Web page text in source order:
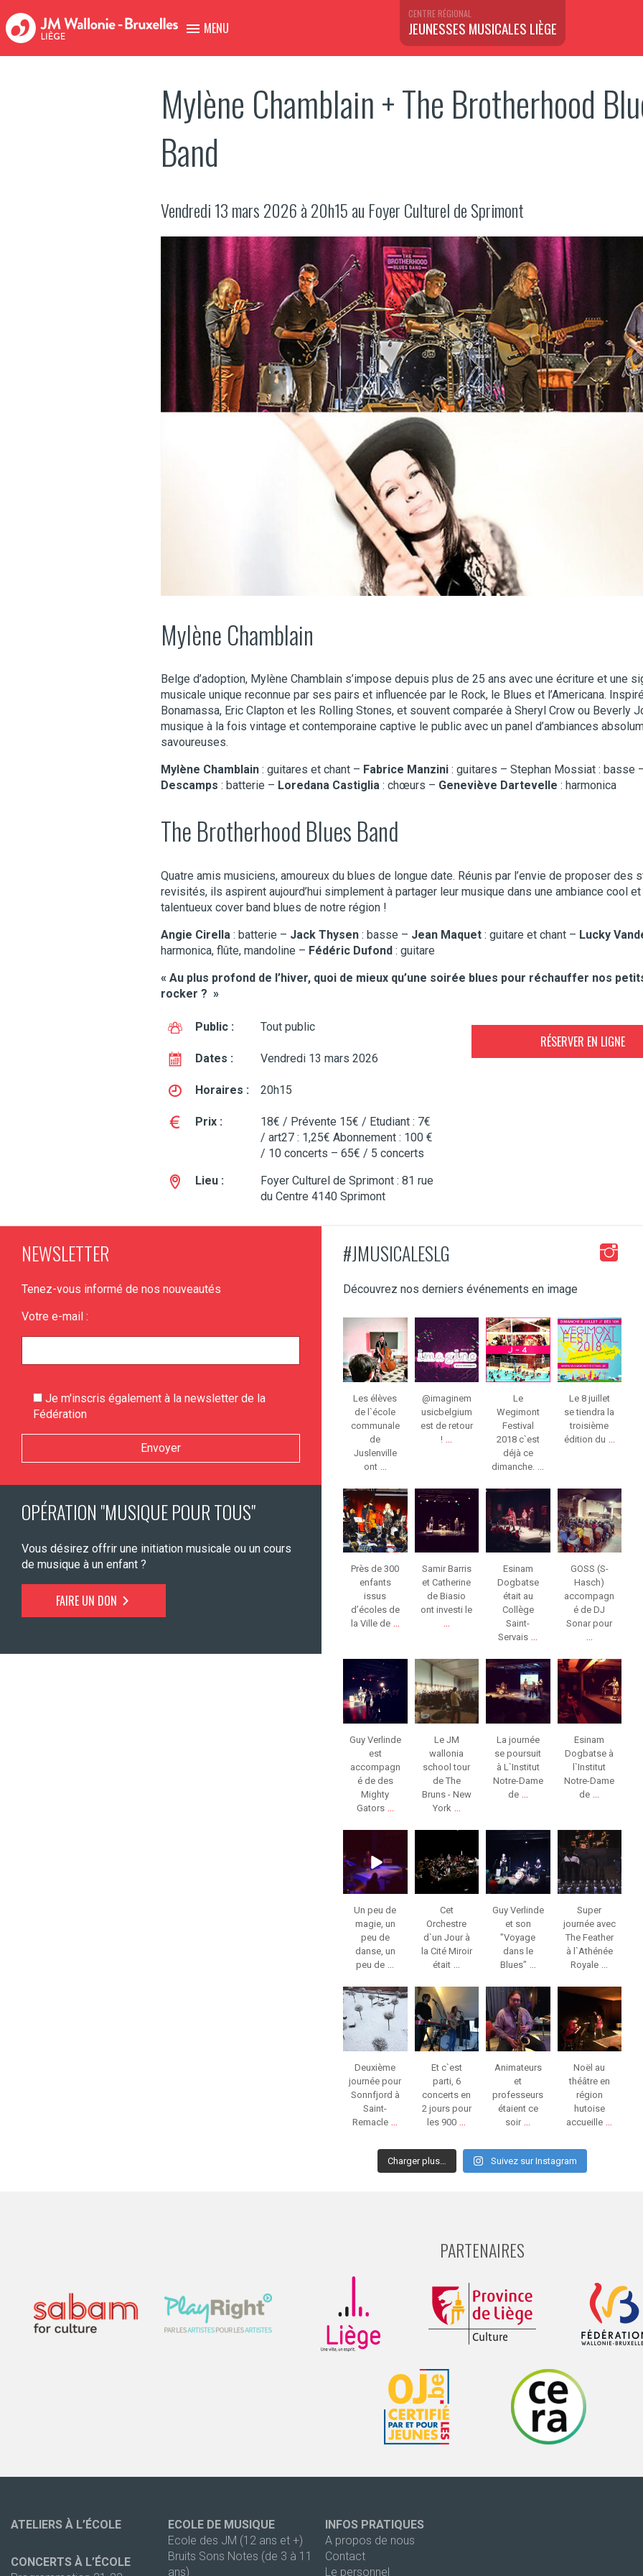
MENU
CENTRE RÉGIONAL
JEUNESSES MUSICALES LIÈGE
Mylène Chamblain + The Brotherhood
Band
Vendredi 13 mars 2026 à 20h15 au Foyer Culturel de Sprimont
Mylène Chamblain
Belge d’adoption, Mylène Chamblain s’impose depuis plus de 25 ans avec une écriture et une
musicale unique reconnue par ses pairs et influencée par le Rock, le Blues et l’Americana.
Bonamassa, Eric Clapton et les Rolling Stones, et souvent comparée à Sheryl Crow ou Beverly
musique à la fois vintage et contemporaine captive le public avec un panel d’ambiances
savoureuses.
Mylène Chamblain : guitares et chant – Fabrice Manzini : guitares – Stephan Mossiat : basse
Descamps : batterie – Loredana Castiglia : chœurs – Geneviève Dartevelle : harmonica
The Brotherhood Blues Band
Quatre amis musiciens, amoureux du blues de longue date. Réunis par l’envie de proposer des
revisités, ils aspirent aujourd’hui simplement à partager leur musique dans une ambiance cool et
talentueux cover band blues de notre région !
Angie Cirella : batterie – Jack Thysen : basse – Jean Maquet : guitare et chant – Lucky
harmonica, flûte, mandoline – Fédéric Dufond : guitare
« Au plus profond de l’hiver, quoi de mieux qu’une soirée blues pour réchauffer nos
rocker ? »
Public : Tout public
Dates : Vendredi 13 mars 2026
Horaires : 20h15
Prix :
18€ / Prévente 15€ / Etudiant : 7€
/ art27 : 1,25€ Abonnement : 100 €
/ 10 concerts – 65€ / 5 concerts
Lieu :
Foyer Culturel de Sprimont : 81 rue
du Centre 4140 Sprimont
RÉSERVER EN LIGNE
NEWSLETTER
Tenez-vous informé de nos nouveautés
Votre e-mail :
Je m'inscris également à la newsletter de la
Fédération
OPÉRATION "MUSIQUE POUR TOUS"
Vous désirez offrir une initiation musicale ou un cours
de musique à un enfant ?
FAIRE UN DON
#JMUSICALESLG
Découvrez nos derniers événements en image
jeunessesmusical
eslg
Mar 8
Les élèves
de l`école
communale
de
Juslenville
ont ...
jeunessesmusical
eslg
Mar 3
@imaginem
usicbelgium
est de retour
! ...
jeunessesmusical
eslg
Juil 4
Le
Wegimont
Festival
2018 c`est
déjà ce
dimanche. ...
jeunessesmusical
eslg
Juin 13
Le 8 juillet
se tiendra la
troisième
édition du ...
jeunessesmusical
eslg
Mar 9
Près de 300
enfants
issus
d’écoles de
la Ville de ...
jeunessesmusical
Fév 26
Samir Barris
et Catherine
de Biasio
ont investi le
...
eslg
Fév 21
Esinam
Dogbatse
était au
Collège
Saint-
Servais ...
jeunessesmusical
eslg
Fév 8
GOSS (S-
Hasch)
accompagn
é de DJ
Sonar pour
...
jeunessesmusical
eslg
Jan 31
Guy Verlinde
est
accompagn
é de des
Mighty
Gators ...
jeunessesmusical
eslg
Jan 26
Le JM
wallonia
school tour
de The
Bruns - New
York ...
jeunessesmusical
eslg
Jan 25
La journée
se poursuit
à L`Institut
Notre-Dame
de ...
jeunessesmusical
eslg
Jan 25
Esinam
Dogbatse à
l`Institut
Notre-Dame
de ...
eslg
Nov 7
Un peu de
magie, un
peu de
danse, un
peu de ...
Fév 5
Cet
Orchestre
d`un Jour à
la Cité Miroir
était ...
jeunessesmusical
Fév 1
Guy Verlinde
et son
"Voyage
dans le
Blues" ...
jeunessesmusical
eslg
Jan 27
Super
journée avec
The Feather
à l`Athénée
Royale ...
jeunessesmusical
eslg
Jan 13
Deuxième
journée pour
Sonnfjord à
Saint-
Remacle ...
jeunessesmusical
eslg
Jan 12
Et c`est
parti, 6
concerts en
2 jours pour
les 900 ...
jeunessesmusical
eslg
Jan 6
Animateurs
et
professeurs
étaient ce
soir ...
jeunessesmusical
Jan 6
Noël au
théâtre en
région
hutoise
accueille ...
Charger plus… Suivez sur Instagram
PARTENAIRES
ATELIERS À L’ÉCOLE
CONCERTS À L’ÉCOLE
ECOLE DE MUSIQUE
Ecole des JM (12 ans et +)
Bruits Sons Notes (de 3 à 11
ans)
INFOS PRATIQUES
A propos de nous
Contact
Le personnel